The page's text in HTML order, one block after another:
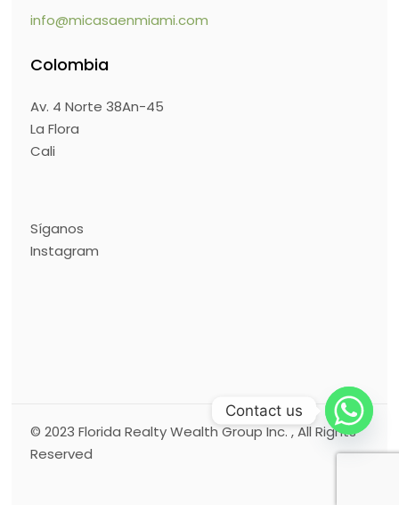
info@micasaenmiami.com
Colombia
Av. 4 Norte 38An-45
La Flora
Cali
Síganos
Instagram
© 2023Florida Realty Wealth Group Inc., All Rights
Reserved
Contact us